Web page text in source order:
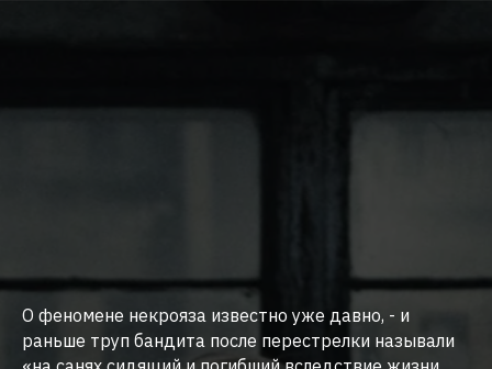
О феномене некрояза известно уже давно, - и
раньше труп бандита после перестрелки называли